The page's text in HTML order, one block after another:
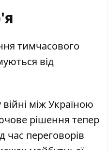
тимчасового
від
між Україною
рішення тепер
переговорів